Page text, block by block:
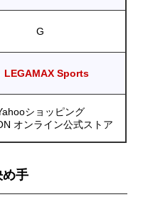
G
LEGAMAX Sports
ショッピング
オンライン公式ストア
め手